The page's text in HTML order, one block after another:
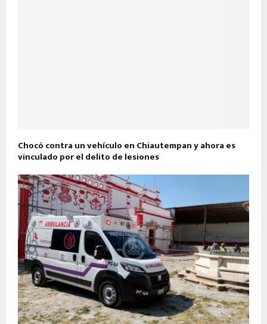
Chocó contra un vehículo en Chiautempan y ahora es
vinculado por el delito de lesiones